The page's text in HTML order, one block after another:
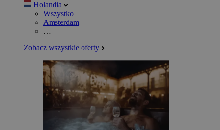
Holandia
Wszystko
Amsterdam
…
Zobacz wszystkie oferty